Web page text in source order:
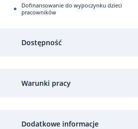
Dofinansowanie do wypoczynku dzieci
pracowników
Dostępność
Warunki pracy
Dodatkowe informacje